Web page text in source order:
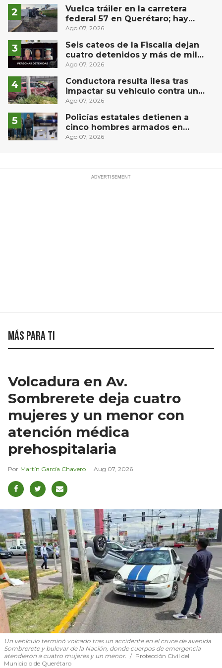
Vuelca tráiler en la carretera
federal 57 en Querétaro; hay
derrame de combustible
Ago 07, 2026
Seis cateos de la Fiscalía dejan
cuatro detenidos y más de mil
dosis aseguradas en Querétaro
Ago 07, 2026
Conductora resulta ilesa tras
impactar su vehículo contra un
muro en Huimilpan
Ago 07, 2026
Policías estatales detienen a
cinco hombres armados en
Puebla capital
Ago 07, 2026
Más para ti
Volcadura en Av.
Sombrerete deja cuatro
mujeres y un menor con
atención médica
prehospitalaria
Martín García Chavero Aug 07, 2026
Un vehículo terminó volcado tras un accidente en el cruce de avenida
Sombrerete y bulevar de la Nación, donde cuerpos de emergencia
atendieron a cuatro mujeres y un menor.
Protección Civil del
Municipio de Querétaro